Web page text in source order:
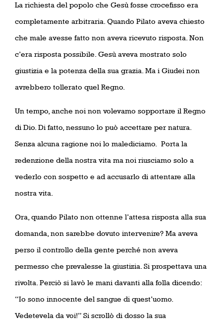
La richiesta del popolo che Gesù fosse crocefisso era
completamente arbitraria. Quando Pilato aveva chiesto
che male avesse fatto non aveva ricevuto risposta. Non
c’era risposta possibile. Gesù aveva mostrato solo
giustizia e la potenza della sua grazia. Ma i Giudei non
avrebbero tollerato quel Regno.
Un tempo, anche noi non volevamo sopportare il Regno
di Dio. Di fatto, nessuno lo può accettare per natura.
Senza alcuna ragione noi lo malediciamo.
Porta la
redenzione della nostra vita ma noi riusciamo solo a
vederlo con sospetto e ad accusarlo di attentare alla
nostra vita.
Ora, quando Pilato non ottenne l’attesa risposta alla sua
domanda, non sarebbe dovuto intervenire? Ma aveva
perso il controllo della gente perché non aveva
permesso che prevalesse la giustizia. Si prospettava una
rivolta. Perciò si lavò le mani davanti alla folla dicendo:
“Io sono innocente del sangue di quest’uomo.
Vedetevela da voi!” Si scrollò di dosso la sua